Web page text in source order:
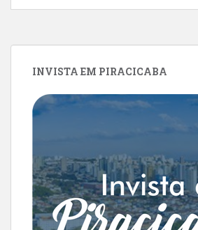
INVISTA EM PIRACICABA